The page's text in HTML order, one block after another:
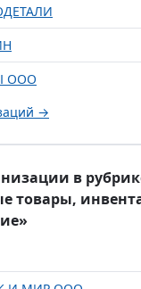
ООО
→
в
товары,